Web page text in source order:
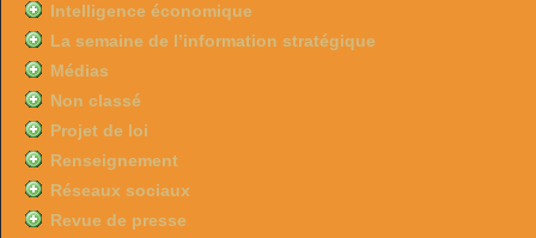
Intelligence économique
La semaine de l’information stratégique
Médias
Non classé
Projet de loi
Renseignement
Réseaux sociaux
Revue de presse